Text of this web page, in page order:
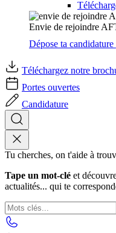
Envie de rejoindre
Dépose ta candidature
Téléchargez notre
Portes ouvertes
Candidature
Tu cherches, on t'aide à
Tape un mot-clé et
actualités... qui te